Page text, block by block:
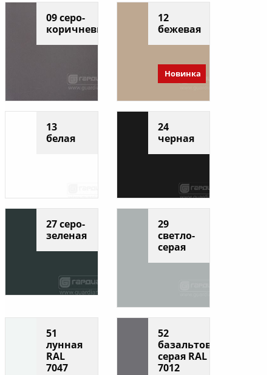
09 серо-
коричневый
12
бежевая
Новинка
13
белая
24
черная
27 серо-
зеленая
29
светло-
серая
51
лунная
RAL
7047
52
базальтово-
серая RAL
7012